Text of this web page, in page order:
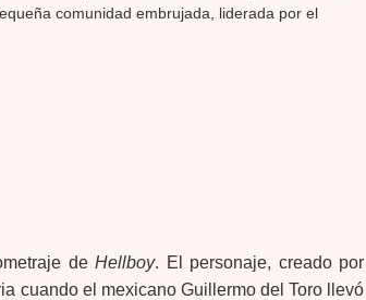
comunidad embrujada, liderada por el
deHellboy. El personaje, creado por
cuando el mexicano Guillermo del Toro llevó